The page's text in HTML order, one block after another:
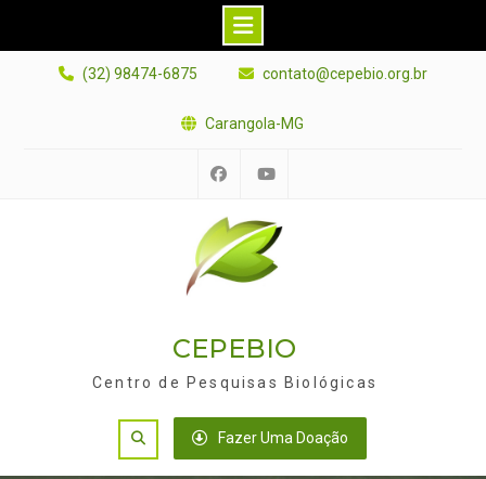
(32) 98474-6875 contato@cepebio.org.br
Carangola-MG
CEPEBIO
Centro de Pesquisas Biológicas
Search Fazer Uma Doação